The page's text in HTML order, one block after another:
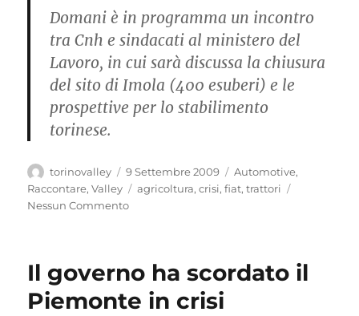
Domani è in programma un incontro
tra Cnh e sindacati al ministero del
Lavoro, in cui sarà discussa la chiusura
del sito di Imola (400 esuberi) e le
prospettive per lo stabilimento
torinese.
Autore
torinovalley
Pubblicato
il
9 Settembre 2009 Categorie
Automotive,
Raccontare,Valley Tag
agricoltura,crisi,fiat,trattori
Nessun Commento
Il governo ha scordato il
Piemonte in crisi